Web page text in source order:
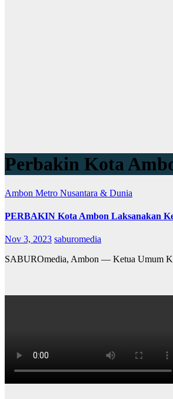
Perbakin Kota
Ambon Metro Nusantara & Dunia
PERBAKIN Kota Ambon Laksanakan
Nov 3, 2023 saburomedia
SABUROmedia, Ambon — Ketua Umum